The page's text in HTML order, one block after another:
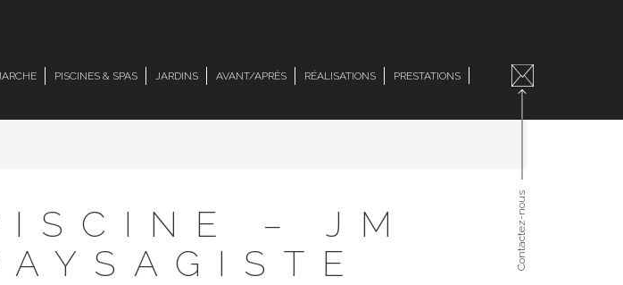
PISCINES & SPAS JARDINS AVANT/APRÈS RÉALISATIONS PRESTATIONS
Contactez-nous
– JM